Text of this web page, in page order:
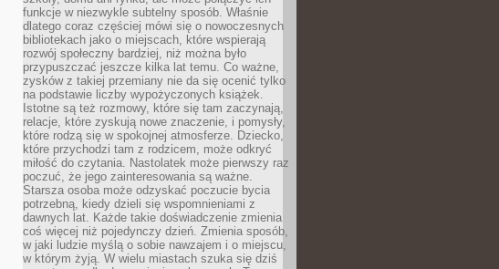
funkcje w niezwykle subtelny sposób. Właśnie
dlatego coraz częściej mówi się o nowoczesnych
bibliotekach jako o miejscach, które wspierają
rozwój społeczny bardziej, niż można było
przypuszczać jeszcze kilka lat temu. Co ważne,
zysków z takiej przemiany nie da się ocenić tylko
na podstawie liczby wypożyczonych książek.
Istotne są też rozmowy, które się tam zaczynają,
relacje, które zyskują nowe znaczenie, i pomysły,
które rodzą się w spokojnej atmosferze. Dziecko,
które przychodzi tam z rodzicem, może odkryć
miłość do czytania. Nastolatek może pierwszy raz
poczuć, że jego zainteresowania są ważne.
Starsza osoba może odzyskać poczucie bycia
potrzebną, kiedy dzieli się wspomnieniami z
dawnych lat. Każde takie doświadczenie zmienia
coś więcej niż pojedynczy dzień. Zmienia sposób,
w jaki ludzie myślą o sobie nawzajem i o miejscu,
w którym żyją. W wielu miastach szuka się dziś